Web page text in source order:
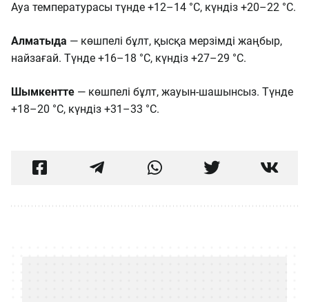
Ауа температурасы түнде +12–14 °C, күндіз +20–22 °C.
Алматыда — көшпелі бұлт, қысқа мерзімді жаңбыр,
найзағай. Түнде +16–18 °C, күндіз +27–29 °C.
Шымкентте — көшпелі бұлт, жауын-шашынсыз. Түнде
+18–20 °C, күндіз +31–33 °C.